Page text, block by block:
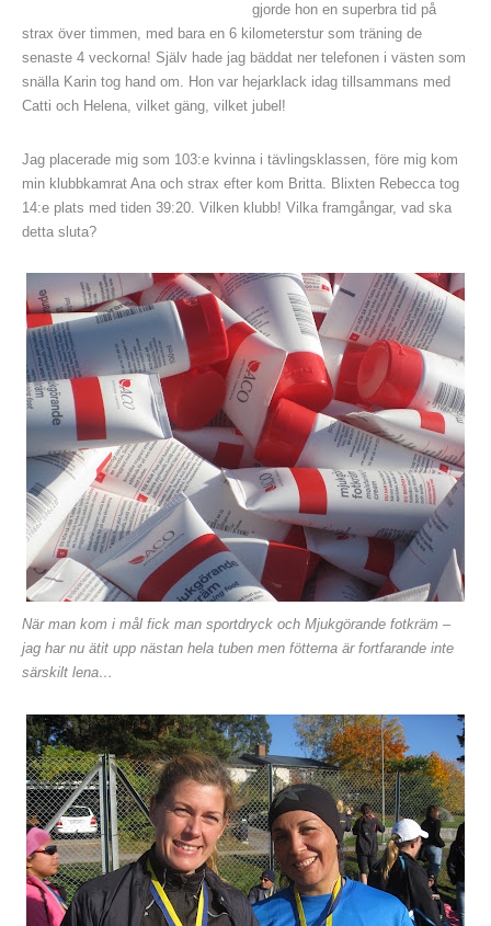
gjorde hon en superbra tid på
strax över timmen, med bara en 6 kilometerstur som träning de
senaste 4 veckorna! Själv hade jag bäddat ner telefonen i västen som
snälla Karin tog hand om. Hon var hejarklack idag tillsammans med
Catti och Helena, vilket gäng, vilket jubel!
Jag placerade mig som 103:e kvinna i tävlingsklassen, före mig kom
min klubbkamrat Ana och strax efter kom Britta. Blixten Rebecca tog
14:e plats med tiden 39:20. Vilken klubb! Vilka framgångar, vad ska
detta sluta?
När man kom i mål fick man sportdryck och Mjukgörande fotkräm –
jag har nu ätit upp nästan hela tuben men fötterna är fortfarande inte
särskilt lena…